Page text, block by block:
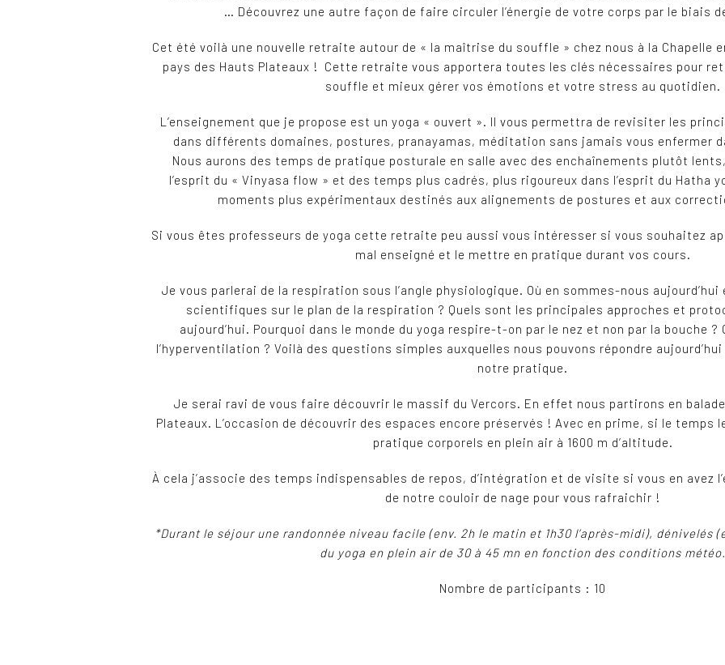
… Découvrez une autre façon de faire circuler l’énergie de votre corps par le biais
Cet été voilà une nouvelle retraite autour de « la maîtrise du souffle » chez nous à la Chapelle
pays des Hauts Plateaux ! Cette retraite vous apportera toutes les clés nécessaires pour
souffle et mieux gérer vos émotions et votre stress au quotidien.
L’enseignement que je propose est un yoga « ouvert ». Il vous permettra de revisiter les
dans différents domaines, postures, pranayamas, méditation sans jamais vous enfermer
Nous aurons des temps de pratique posturale en salle avec des enchaînements plutôt
l’esprit du « Vinyasa flow » et des temps plus cadrés, plus rigoureux dans l’esprit du Hatha
moments plus expérimentaux destinés aux alignements de postures et aux
Si vous êtes professeurs de yoga cette retraite peu aussi vous intéresser si vous souhaitez
mal enseigné et le mettre en pratique durant vos cours.
Je vous parlerai de la respiration sous l’angle physiologique. Où en sommes-nous
scientifiques sur le plan de la respiration ? Quels sont les principales approches et
aujourd’hui. Pourquoi dans le monde du yoga respire-t-on par le nez et non par la bouche
l’hyperventilation ? Voilà des questions simples auxquelles nous pouvons répondre
notre pratique.
Je serai ravi de vous faire découvrir le massif du Vercors. En effet nous partirons en
Plateaux. L’occasion de découvrir des espaces encore préservés ! Avec en prime, si le
pratique corporels en plein air à 1600 m d’altitude.
À cela j’associe des temps indispensables de repos, d’intégration et de visite si vous en avez
de notre couloir de nage pour vous rafraichir !
*Durant le séjour une randonnée niveau facile (env. 2h le matin et 1h30 l’après-midi), dénivelés
du yoga en plein air de 30 à 45 mn en fonction des conditions météo.
Nombre de participants : 10